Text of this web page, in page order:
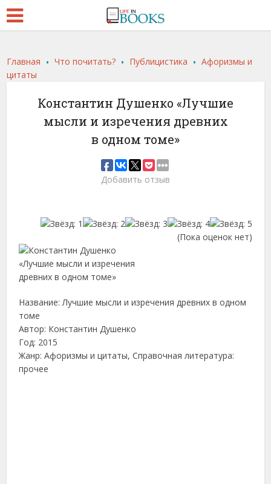
Главная .Что почитать? . Публицистика . Афоризмы и
цитаты
Константин Душенко «Лучшие
мысли и изречения древних
в одном томе»
Добавить отзыв
(Пока оценок нет)
Название: Лучшие мысли и изречения древних в одном
томе
Автор: Константин Душенко
Год: 2015
Жанр: Афоризмы и цитаты, Справочная литература:
прочее